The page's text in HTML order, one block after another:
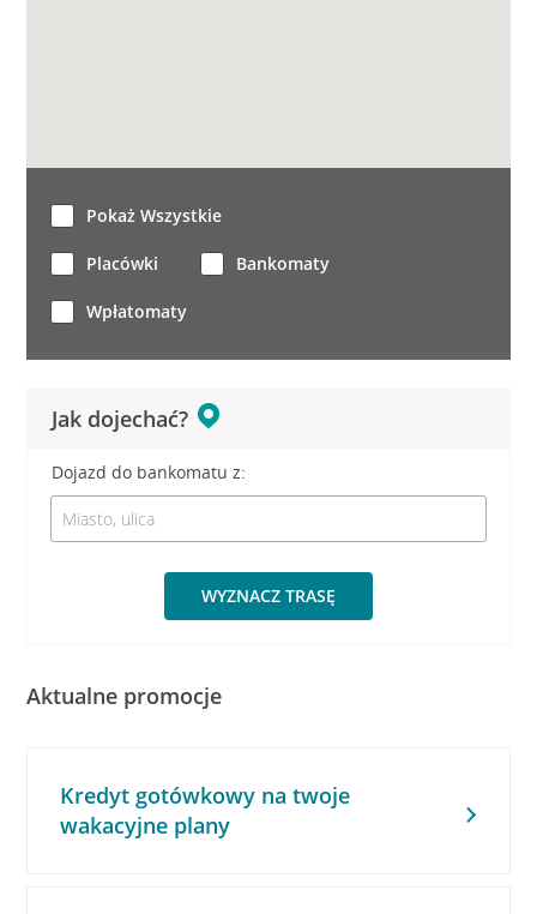
Jak dojechać?
Dojazd do bankomatu z:
WYZNACZ TRASĘ
Pokaż Wszystkie
Placówki Bankomaty
Wpłatomaty
Aktualne promocje
Kredyt gotówkowy na twoje
wakacyjne plany